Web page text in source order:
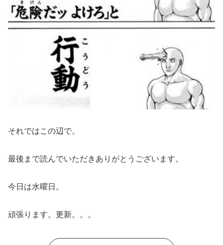
それではこの辺で。
最後まで読んでいただきありがとうございます。
今日は水曜日。
頑張ります。更新。。。